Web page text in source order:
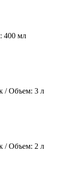
400 мл
/ Объем: 3 л
/ Объем: 2 л